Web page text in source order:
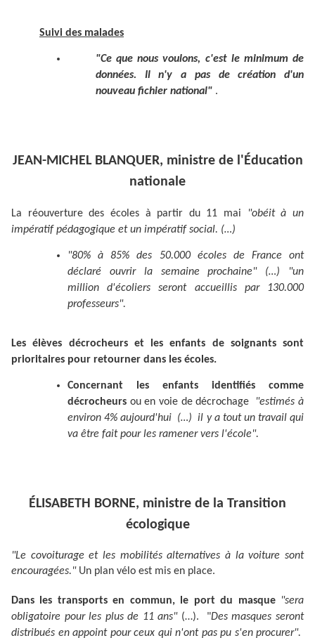
Suivi des malades
"Ce que nous voulons, c'est le minimum de
données. Il n'y a pas de création d'un
nouveau fichier national" .
JEAN-MICHEL BLANQUER, ministre de l'Éducation
nationale
La réouverture des écoles à partir du 11 mai
"obéit à un
impératif pédagogique et un impératif social. (…)
"80% à 85% des 50.000 écoles de France ont
déclaré ouvrir la semaine prochaine" (…) "un
million d'écoliers seront accueillis par 130.000
professeurs".
Les élèves décrocheurs et les enfants de soignants sont
prioritaires pour retourner dans les écoles.
Concernant les enfants identifiés comme
décrocheurs ou en voie de décrochage
"estimés à
environ 4% aujourd'hui (…) il y a tout un travail qui
va être fait pour les ramener vers l'école".
ÉLISABETH BORNE, ministre de la Transition
écologique
"Le covoiturage et les mobilités alternatives à la voiture sont
encouragées." Un plan vélo est mis en place.
Dans les transports en commun, le port du masque "sera
obligatoire pour les plus de 11 ans" (…). "Des masques seront
distribués en appoint pour ceux qui n'ont pas pu s'en procurer".